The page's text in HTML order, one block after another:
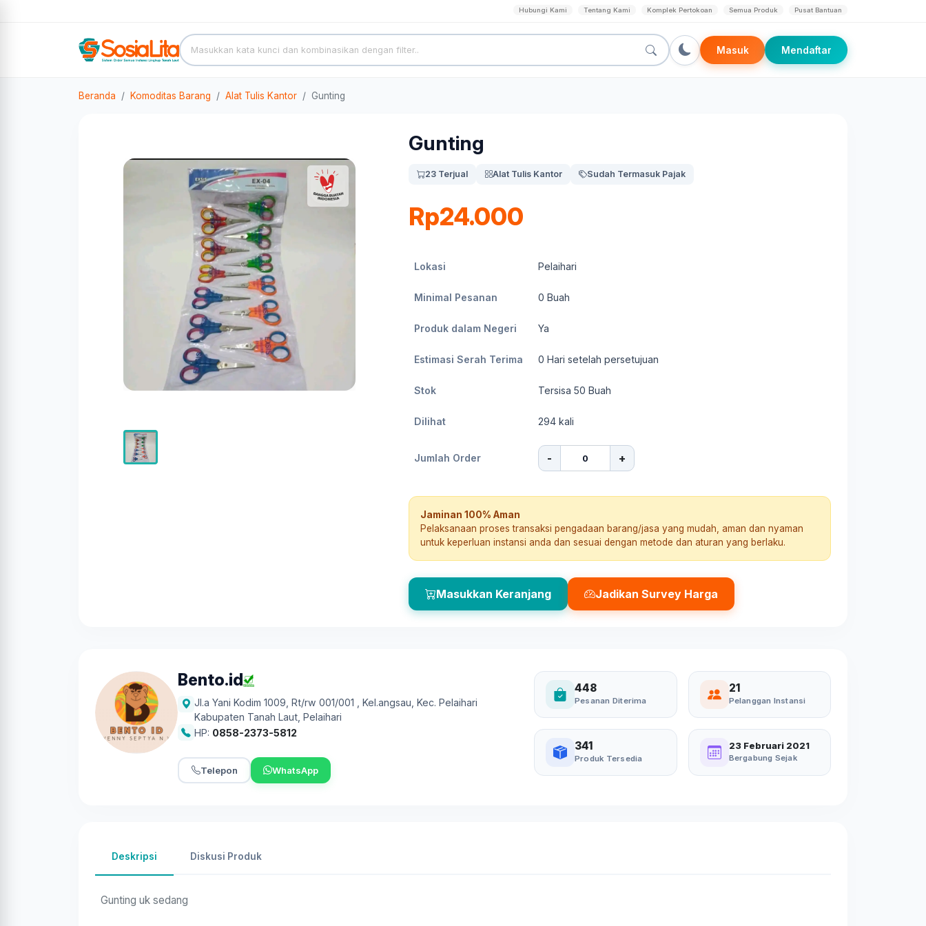
Hubungi Kami Tentang Kami Komplek Pertokoan Semua Produk Pusat Bantuan
Masuk Mendaftar
Beranda Komoditas Barang Alat Tulis Kantor Gunting
Gunting
23 Terjual Alat Tulis Kantor Sudah Termasuk Pajak
Rp24.000
Lokasi Pelaihari
Minimal Pesanan 0 Buah
Produk dalam Negeri Ya
Estimasi Serah Terima 0 Hari setelah persetujuan
Stok Tersisa 50 Buah
Dilihat 294 kali
Jumlah Order - +
Jaminan 100% Aman
Pelaksanaan proses transaksi pengadaan barang/jasa yang mudah, aman dan nyaman
untuk keperluan instansi anda dan sesuai dengan metode dan aturan yang berlaku.
Masukkan Keranjang Jadikan Survey Harga
Bento.id
Jl.a Yani Kodim 1009, Rt/rw 001/001 , Kel.angsau, Kec. Pelaihari
Kabupaten Tanah Laut Pelaihari
HP: 0858-2373-5812
Telepon WhatsApp
448
Pesanan Diterima
21
Pelanggan Instansi
341
Produk Tersedia
23 Februari 2021
Bergabung Sejak
Deskripsi Diskusi Produk
Gunting uk sedang